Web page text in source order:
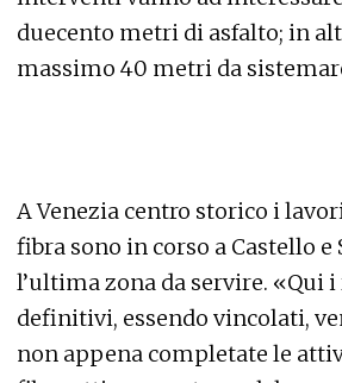
duecento metri di asfalto; in
massimo 40 metri da
A Venezia centro storico i
fibra sono in corso a Castello e
l’ultima zona da servire. «Qui
definitivi, essendo vincolati,
non appena completate le